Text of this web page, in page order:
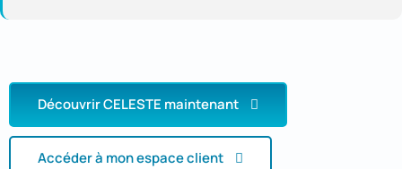
Découvrir CELESTE maintenant
Accéder à mon espace client